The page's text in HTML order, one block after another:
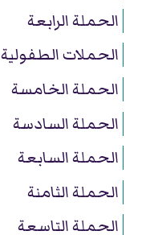
الحملة الرابعة
الحملات الطفولية
الحملة الخامسة
الحملة السادسة
الحملة السابعة
الحملة الثامنة
الحملة التاسعة